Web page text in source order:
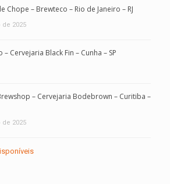
Chope – Brewteco – Rio de Janeiro – RJ
de 2025
Cervejaria Black Fin – Cunha – SP
– Cervejaria Bodebrown – Curitiba –
de 2025